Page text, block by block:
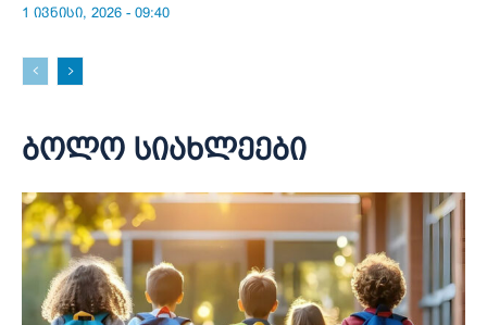
1 ივნისი, 2026 - 09:40
ბოლო სიახლეები